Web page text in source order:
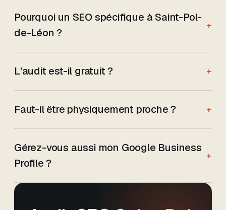
Pourquoi un SEO spécifique à Saint-Pol-
de-Léon ?
+
L’audit est-il gratuit ? +
Faut-il être physiquement proche ? +
Gérez-vous aussi mon Google Business
Profile ?
+